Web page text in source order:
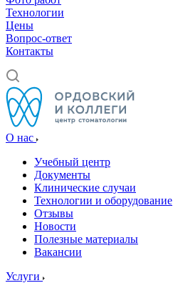
Технологии
Цены
Вопрос-ответ
Контакты
О нас
Учебный центр
Документы
Клинические случаи
Технологии и оборудование
Отзывы
Новости
Полезные материалы
Вакансии
Услуги